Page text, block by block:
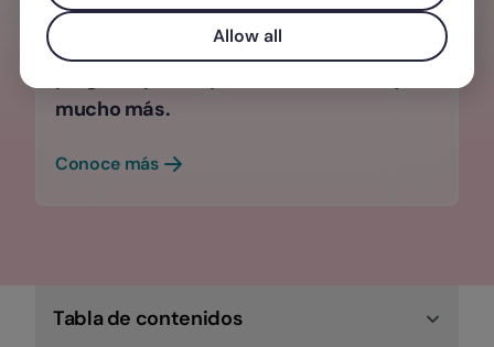
Selecciona a las personas ideales para
tu equipo en menos tiempo, sigue su
mucho más.
Conoce más
Tabla de contenidos
Allow all